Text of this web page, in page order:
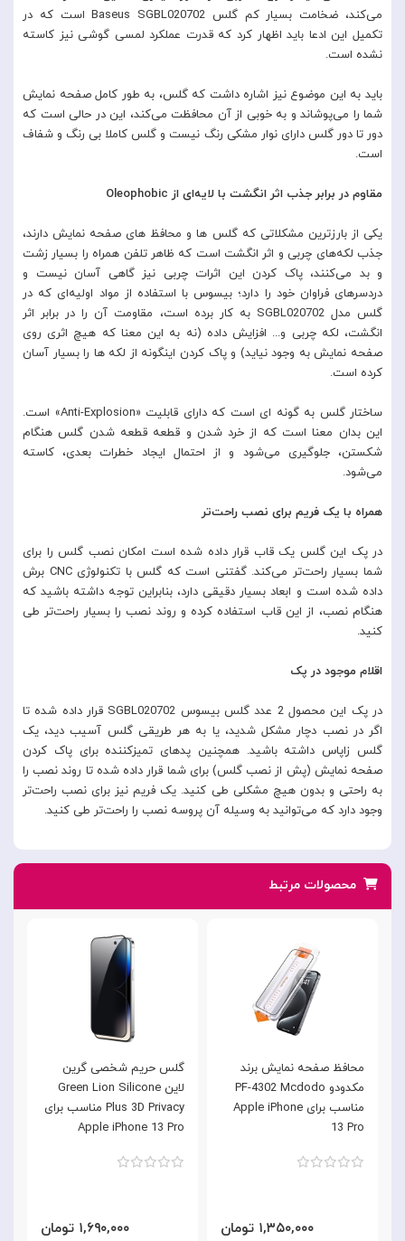
می‌کند، ضخامت بسیار کم گلس Baseus SGBL020702 است که در
تکمیل این ادعا باید اظهار کرد که قدرت عملکرد لمسی گوشی نیز کاسته
نشده است.
باید به این موضوع نیز اشاره داشت که گلس، به طور کامل صفحه نمایش
شما را می‌پوشاند و به خوبی از آن محافظت می‌کند، این در حالی است که
دور تا دور گلس دارای نوار مشکی رنگ نیست و گلس کاملا بی رنگ و شفاف
است.
مقاوم در برابر جذب اثر انگشت با لایه‌ای از Oleophobic
یکی از بارزترین مشکلاتی که گلس ها و محافظ های صفحه نمایش دارند،
جذب لکه‌های چربی و اثر انگشت است که ظاهر تلفن همراه را بسیار زشت
و بد می‌کنند، پاک کردن این اثرات چربی نیز گاهی آسان نیست و
دردسرهای فراوان خود را دارد؛ بیسوس با استفاده از مواد اولیه‌ای که در
گلس مدل SGBL020702 به کار برده است، مقاومت آن را در برابر اثر
انگشت، لکه چربی و... افزایش داده (نه به این معنا که هیچ اثری روی
صفحه نمایش به وجود نیاید) و پاک کردن اینگونه از لکه ها را بسیار آسان
کرده است.
ساختار گلس به گونه ای است که دارای قابلیت «Anti-Explosion» است.
این بدان معنا است که از خرد شدن و قطعه قطعه شدن گلس هنگام
شکستن، جلوگیری می‌شود و از احتمال ایجاد خطرات بعدی، کاسته
می‌شود.
همراه با یک فریم برای نصب راحت‌تر
در پک این گلس یک قاب قرار داده شده است امکان نصب گلس را برای
شما بسیار راحت‌تر می‌کند. گفتنی است که گلس با تکنولوژی CNC برش
داده شده است و ابعاد بسیار دقیقی دارد، بنابراین توجه داشته باشید که
هنگام نصب، از این قاب استفاده کرده و روند نصب را بسیار راحت‌تر طی
کنید.
اقلام موجود در پک
در پک این محصول 2 عدد گلس بیسوس SGBL020702 قرار داده شده تا
اگر در نصب دچار مشکل شدید، یا به هر طریقی گلس آسیب دید، یک
گلس زاپاس داشته باشید. همچنین پدهای تمیزکننده برای پاک کردن
صفحه نمایش (پش از نصب گلس) برای شما قرار داده شده تا روند نصب را
به راحتی و بدون هیچ مشکلی طی کنید. یک فریم نیز برای نصب راحت‌تر
وجود دارد که می‌توانید به وسیله آن پروسه نصب را راحت‌تر طی کنید.
محصولات مرتبط
گلس حریم شخصی گرین
لاین Green Lion Silicone
Plus 3D Privacy مناسب برای
Apple iPhone 13 Pro
۱,۶۹۰,۰۰۰ تومان
محافظ صفحه نمایش برند
مکدودو PF-4302 Mcdodo
مناسب برای Apple iPhone
13 Pro
۱,۳۵۰,۰۰۰ تومان